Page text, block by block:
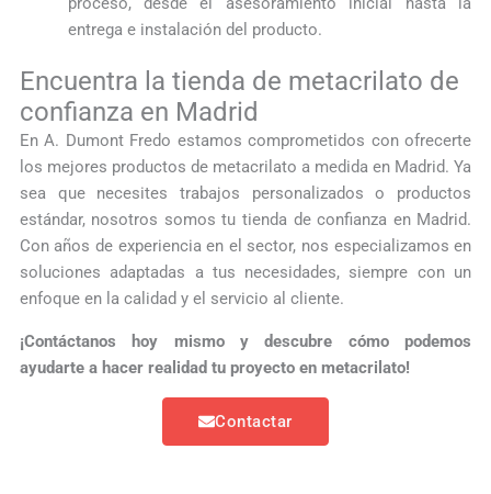
entrega e instalación del producto.
Encuentra la tienda de metacrilato de
confianza en Madrid
En A. Dumont Fredo estamos comprometidos con ofrecerte
los mejores productos de metacrilato a medida en Madrid. Ya
sea que necesites trabajos personalizados o productos
estándar, nosotros somos tu tienda de confianza en Madrid.
Con años de experiencia en el sector, nos especializamos en
soluciones adaptadas a tus necesidades, siempre con un
enfoque en la calidad y el servicio al cliente.
¡Contáctanos hoy mismo y descubre cómo podemos
ayudarte a hacer realidad tu proyecto en metacrilato!
Contactar